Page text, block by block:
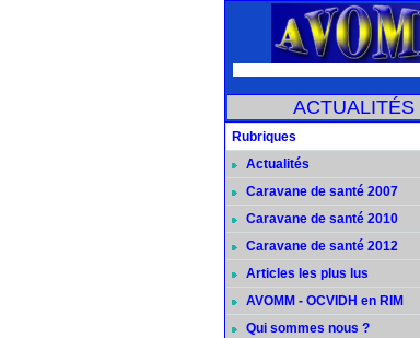
ACTUALITÉS
Rubriques
Actualités
Caravane de santé 2007
Caravane de santé 2010
Caravane de santé 2012
Articles les plus lus
AVOMM - OCVIDH en RIM
Qui sommes nous ?